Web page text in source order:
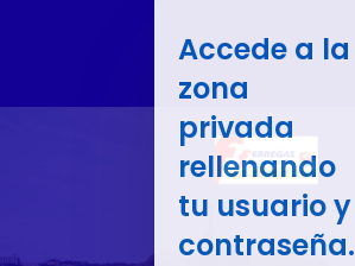
Accede a la
zona
privada
rellenando
tu usuario y
contraseña.